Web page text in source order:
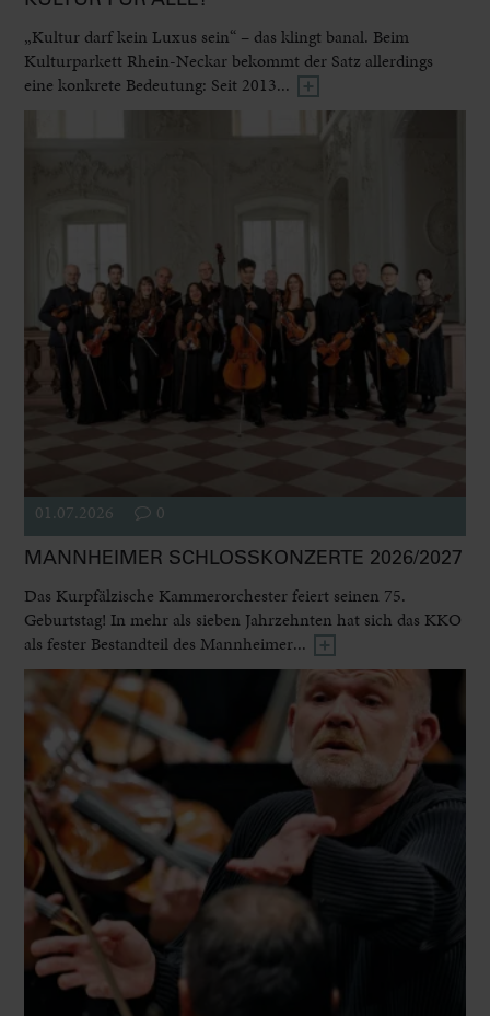
„Kultur darf kein Luxus sein“ – das klingt banal. Beim
Kulturparkett Rhein-Neckar bekommt der Satz allerdings
eine konkrete Bedeutung: Seit 2013...
01.07.2026 0
MANNHEIMER SCHLOSSKONZERTE 2026/2027
Das Kurpfälzische Kammerorchester feiert seinen 75.
Geburtstag! In mehr als sieben Jahrzehnten hat sich das KKO
als fester Bestandteil des Mannheimer...